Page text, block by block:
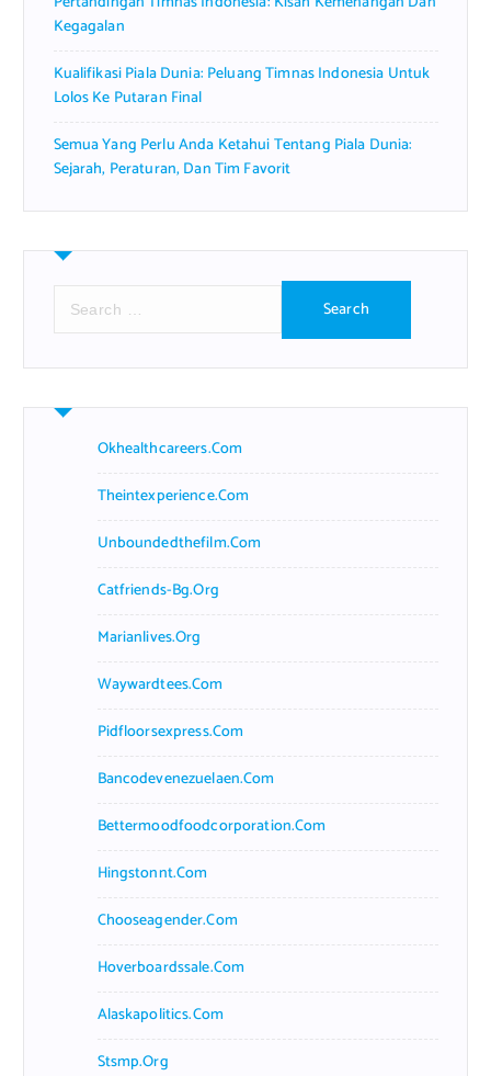
Kegagalan
Kualifikasi Piala Dunia: Peluang Timnas Indonesia Untuk
Lolos Ke Putaran Final
Semua Yang Perlu Anda Ketahui Tentang Piala Dunia:
Sejarah, Peraturan, Dan Tim Favorit
r
h
Okhealthcareers.com
Theintexperience.com
Unboundedthefilm.com
Catfriends-Bg.org
Marianlives.org
Waywardtees.com
Pidfloorsexpress.com
Bancodevenezuelaen.com
Bettermoodfoodcorporation.com
Hingstonnt.com
Chooseagender.com
Hoverboardssale.com
Alaskapolitics.com
Stsmp.org